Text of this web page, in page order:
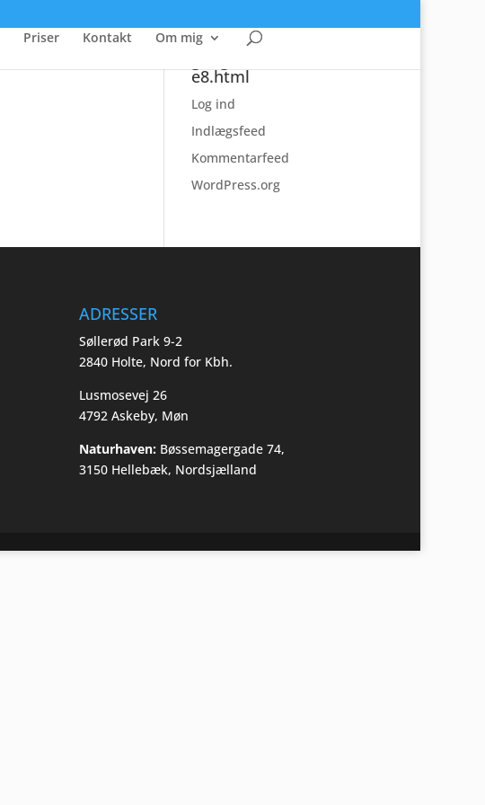
Priser Kontakt Om mig
e8.html
Log ind
Indlægsfeed
Kommentarfeed
WordPress.org
ADRESSER
Søllerød Park 9-2
2840 Holte, Nord for Kbh.
Lusmosevej 26
4792 Askeby, Møn
Naturhaven:Bøssemagergade 74,
3150 Hellebæk, Nordsjælland